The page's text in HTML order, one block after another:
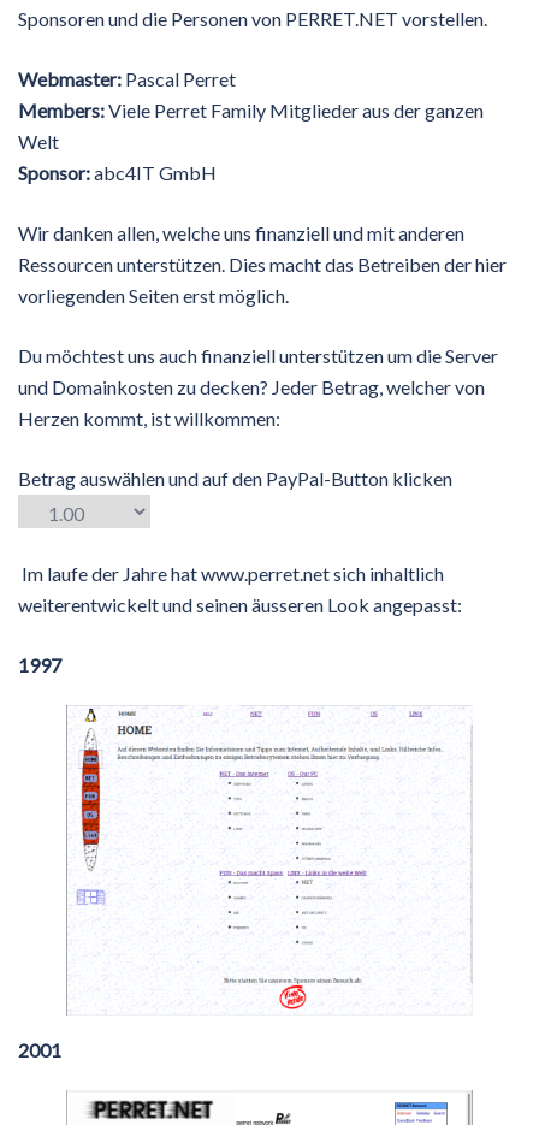
Sponsoren und die Personen von PERRET.NET vorstellen.
Webmaster: Pascal Perret
Members:Viele Perret Family Mitglieder aus der ganzen
Welt
Sponsor:abc4IT GmbH
Wir danken allen, welche uns finanziell und mit anderen
Ressourcen unterstützen. Dies macht das Betreiben der hier
vorliegenden Seiten erst möglich.
Du möchtest uns auch finanziell unterstützen um die Server
und Domainkosten zu decken? Jeder Betrag, welcher von
Herzen kommt, ist willkommen:
Betrag auswählen und auf den PayPal-Button klicken
Im laufe der Jahre hat www.perret.net sich inhaltlich
weiterentwickelt und seinen äusseren Look angepasst:
1997
2001